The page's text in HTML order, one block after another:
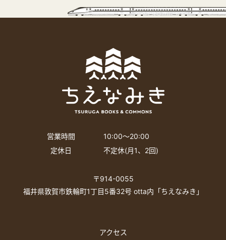
営業時間
10:00〜20:00
定休日
不定休(月1、2回)
〒914-0055
福井県敦賀市鉄輪町1丁目5番32号 otta内「ちえなみき」
アクセス